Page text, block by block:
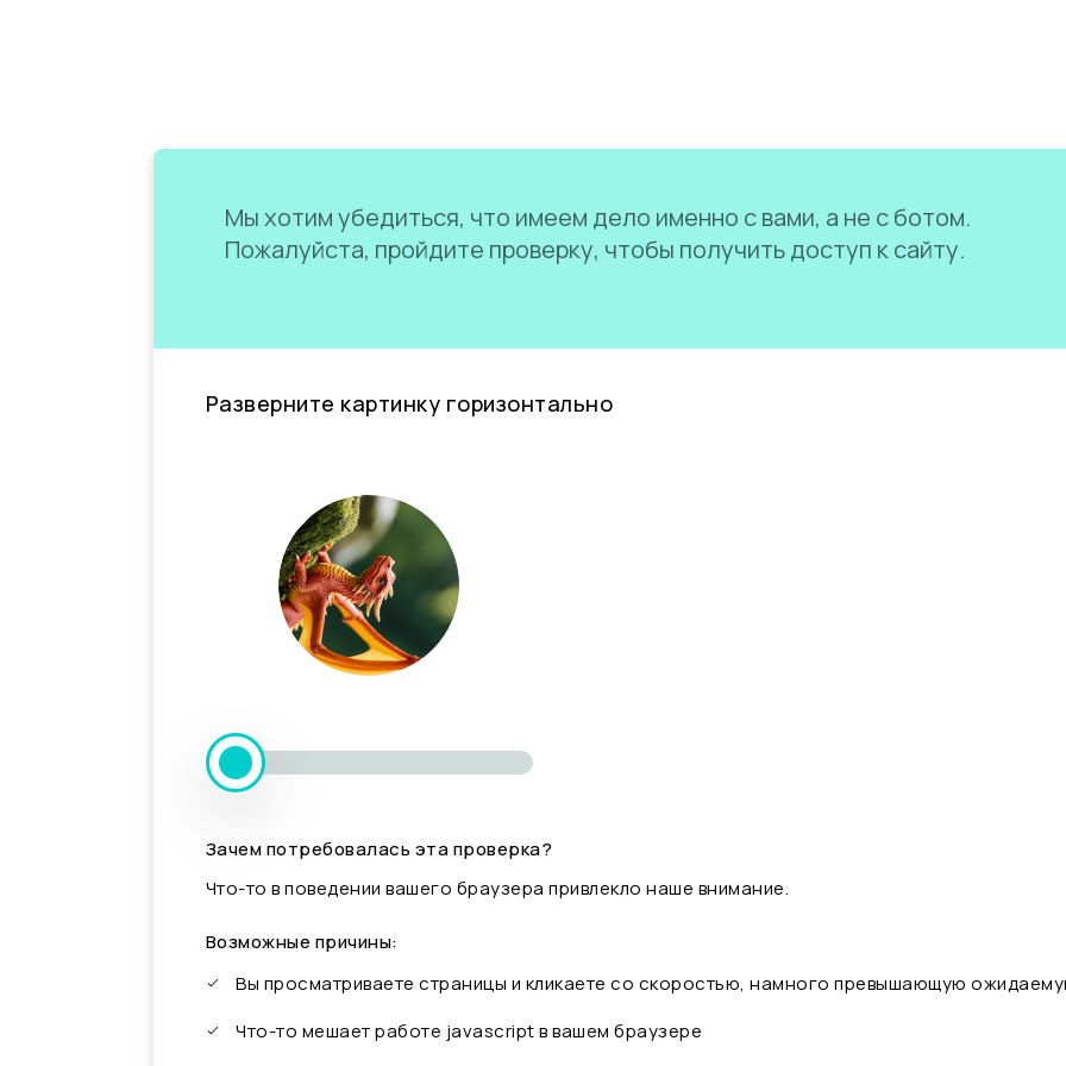
Мы хотим убедиться, что имеем дело именно с вами, а не с ботом.
Пожалуйста, пройдите проверку, чтобы получить доступ к сайту.
Разверните картинку горизонтально
Зачем потребовалась эта проверка?
Что-то в поведении вашего браузера привлекло наше внимание.
Возможные причины:
Вы просматриваете страницы и кликаете со скоростью, намного превышающую
Что-то мешает работе javascript в вашем браузере